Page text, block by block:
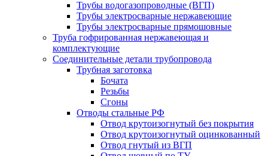
Трубы водогазопроводные (ВГП)
Трубы электросварные нержавеющие
Трубы электросварные прямошовные
Труба гофрированная нержавеющая и
комплектующие
Соединительные детали трубопровода
Трубная заготовка
Бочата
Резьбы
Сгоны
Отводы стальные РФ
Отвод крутоизогнутый без покрытия
Отвод крутоизогнутый оцинкованный
Отвод гнутый из ВГП